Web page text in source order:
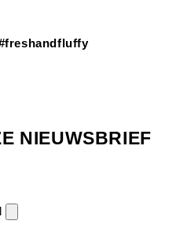
NIEUWSBRIEF